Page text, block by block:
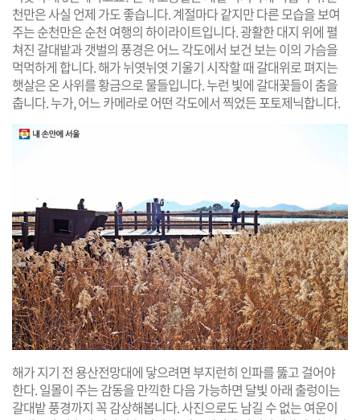
천만은 사실 언제 가도 좋습니다. 계절마다 같지만 다른 모습을 보여
주는 순천만은 순천 여행의 하이라이트입니다. 광활한 대지 위에 펼
쳐진 갈대밭과 갯벌의 풍경은 어느 각도에서 보건 보는 이의 가슴을
먹먹하게 합니다. 해가 뉘엿뉘엿 기울기 시작할 때 갈대위로 펴지는
햇살은 온 사위를 황금으로 물들입니다. 누런 빛에 갈대꽃들이 춤을
춥니다. 누가, 어느 카메라로 어떤 각도에서 찍었든 포토제닉합니다.
해가 지기 전 용산전망대에 닿으려면 부지런히 인파를 뚫고 걸어야
한다. 일몰이 주는 감동을 만끽한 다음 가능하면 달빛 아래 출렁이는
갈대밭 풍경까지 꼭 감상해봅니다. 사진으로도 남길 수 없는 여운이